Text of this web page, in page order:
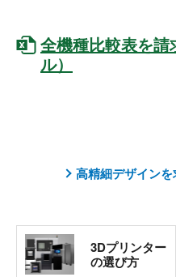
全機種比較表を
ル）
高精細デザイン
3Dプリンター
の選び方